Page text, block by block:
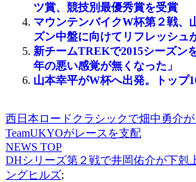
ツ賞、競技別最優秀賞を受賞
マウンテンバイクW杯第２戦、
ズン中盤に向けてリフレッシュ
新チームTREKで2015シーズン
年の悪い感覚が無くなった」
山本幸平がW杯へ出発。トップ
西日本ロードクラシックで畑中勇介が
TeamUKYOがレースを支配
NEWS TOP
DHシリーズ第２戦で井岡佑介が下剋
ングヒルズ;